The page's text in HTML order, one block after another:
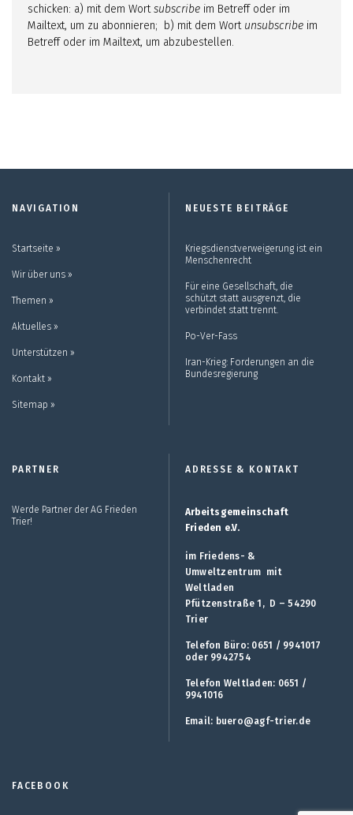
schicken: a) mit dem Wortsubscribe im Betreff oder im
Mailtext, um zu abonnieren; b) mit dem Wort unsubscribe im
Betreff oder im Mailtext, um abzubestellen.
NAVIGATION
Startseite ››
Wir über uns ››
Themen ››
Aktuelles ››
Unterstützen ››
Kontakt ››
Sitemap ››
NEUESTE BEITRÄGE
Kriegsdienstverweigerung ist ein
Menschenrecht
Für eine Gesellschaft, die
schützt statt ausgrenzt, die
verbindet statt trennt.
Po-Ver-Fass
Iran-Krieg: Forderungen an die
Bundesregierung
PARTNER
Werde Partner der AG Frieden
Trier!
ADRESSE & KONTAKT
Arbeitsgemeinschaft
Frieden e.V.
im Friedens- &
Umweltzentrum mit
Weltladen
Pfützenstraße 1, D – 54290
Trier
Telefon Büro: 0651 / 9941017
oder 9942754
Telefon Weltladen: 0651 /
9941016
Email: buero@agf-trier.de
FACEBOOK